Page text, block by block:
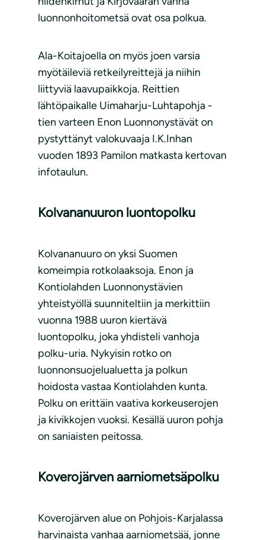
luonnonhoitometsä ovat osa polkua.
Ala-Koitajoella on myös joen varsia
myötäileviä retkeilyreittejä ja niihin
liittyviä laavupaikkoja. Reittien
lähtöpaikalle Uimaharju-Luhtapohja -
tien varteen Enon Luonnonystävät on
pystyttänyt valokuvaaja I.K.Inhan
vuoden 1893 Pamilon matkasta kertovan
infotaulun.
Kolvananuuron luontopolku
Kolvananuuro on yksi Suomen
komeimpia rotkolaaksoja. Enon ja
Kontiolahden Luonnonystävien
yhteistyöllä suunniteltiin ja merkittiin
vuonna 1988 uuron kiertävä
luontopolku, joka yhdisteli vanhoja
polku-uria. Nykyisin rotko on
luonnonsuojelualuetta ja polkun
hoidosta vastaa Kontiolahden kunta.
Polku on erittäin vaativa korkeuserojen
ja kivikkojen vuoksi. Kesällä uuron pohja
on saniaisten peitossa.
Koverojärven aarniometsäpolku
Koverojärven alue on Pohjois-Karjalassa
harvinaista vanhaa aarniometsää, jonne